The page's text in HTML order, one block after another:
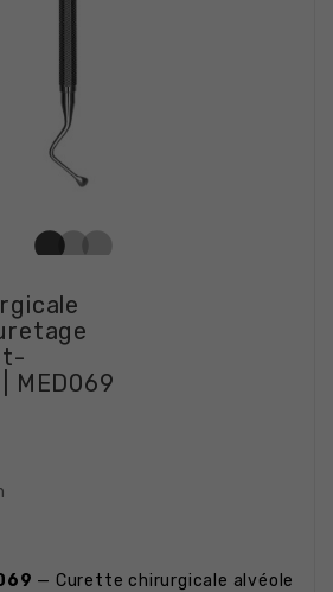
MED069
— Curette chirurgicale alvéole